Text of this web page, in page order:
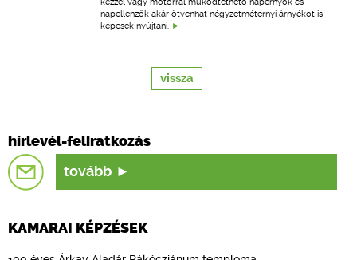
napellenzők akár ötvenhat négyzetméternyi árnyékot is
képesek nyújtani.
vissza
hírlevél-feliratkozás
tovább
KAMARAI KÉPZÉSEK